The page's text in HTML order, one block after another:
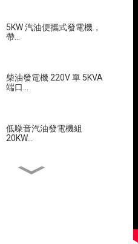
5KW 汽油便攜式發電機，
帶...
柴油發電機 220V 單 5KVA
端口...
低噪音汽油發電機組
20KW...